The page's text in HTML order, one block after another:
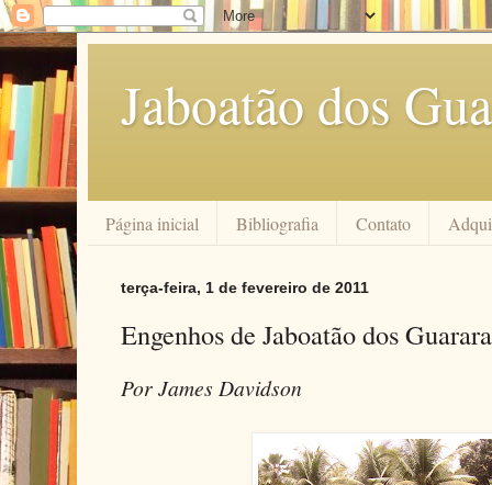
Jaboatão dos
Página inicial Bibliografia Contato
terça-feira, 1 de fevereiro de 2011
Engenhos de Jaboatão dos
Por James Davidson